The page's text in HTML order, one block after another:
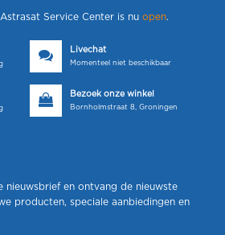
Service Center is nu open.
Livechat
Momenteel niet beschikbaar
Bezoek onze winkel
Bornholmstraat 8, Groningen
nieuwsbrief en ontvang de nieuwste
producten, speciale aanbiedingen en